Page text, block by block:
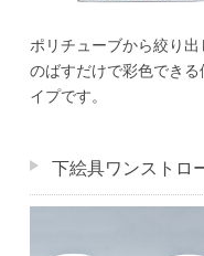
ポリチューブから絞り
のばすだけで彩色でき
イプです。
下絵具ワンストロ